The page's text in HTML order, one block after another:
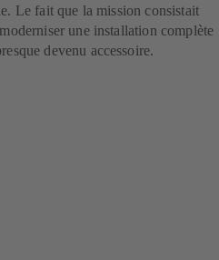
Le fait que la mission consistait
une installation complète
devenu accessoire.